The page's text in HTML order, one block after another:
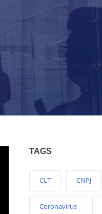
TAGS
CLT CNPJ
Coronavírus